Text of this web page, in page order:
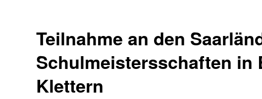
Teilnahme an den
Schulmeistersschaften in
Klettern